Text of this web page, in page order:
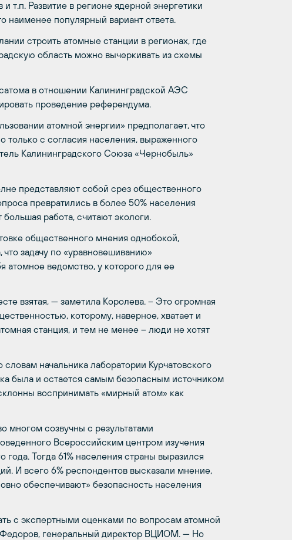
т.п. Развитие в регионе ядерной энергетики
наименее популярный вариант ответа.
строить атомные станции в регионах, где
область можно вычеркивать из схемы
в отношении Калининградской АЭС
проведение референдума.
атомной энергии» предполагает, что
с согласия населения, выраженного
Калининградского Союза «Чернобыль»
представляют собой срез общественного
превратились в более 50% населения
работа, считают экологи.
общественного мнения однобокой,
что задачу по «уравновешиванию»
атомное ведомство, у которого для ее
взятая, — заметила Королева. – Это огромная
которому, наверное, хватает и
станция, и тем не менее – люди не хотят
начальника лаборатории Курчатовского
была и остается самым безопасным источником
воспринимать «мирный атом» как
многом созвучны с результатами
Всероссийским центром изучения
Тогда 61% населения страны выразился
И всего 6% респондентов высказали мнение,
обеспечивают» безопасность населения
с экспертными оценками по вопросам атомной
Федоров, генеральный директор ВЦИОМ. — Но